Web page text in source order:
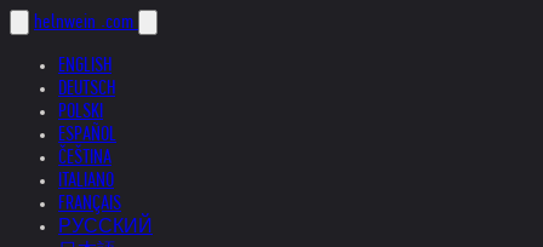
helnwein .com
ENGLISH
DEUTSCH
POLSKI
ESPAÑOL
ČEŠTINA
ITALIANO
FRANÇAIS
РУССКИЙ